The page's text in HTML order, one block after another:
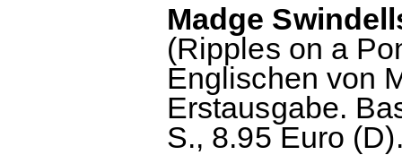
Madge
(Ripples on a
Englischen von
Erstausgabe.
S., 8.95 Euro